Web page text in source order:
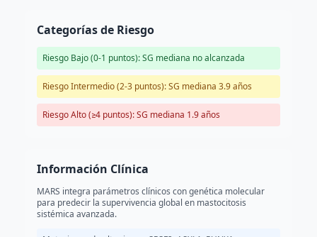
Categorías de Riesgo
Riesgo Bajo (0-1 puntos): SG mediana no alcanzada
Riesgo Intermedio (2-3 puntos): SG mediana 3.9 años
Riesgo Alto (≥4 puntos): SG mediana 1.9 años
Información Clínica
MARS integra parámetros clínicos con genética molecular
para predecir la supervivencia global en mastocitosis
sistémica avanzada.